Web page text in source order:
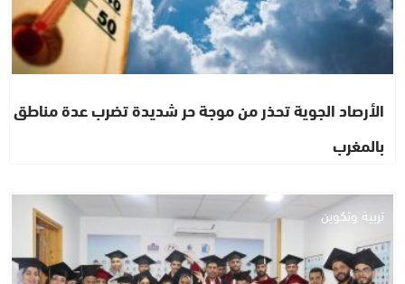
الأرصاد الجوية تحذر من موجة حر شديدة تضرب عدة مناطق
بالمغرب
تربية وتكوين